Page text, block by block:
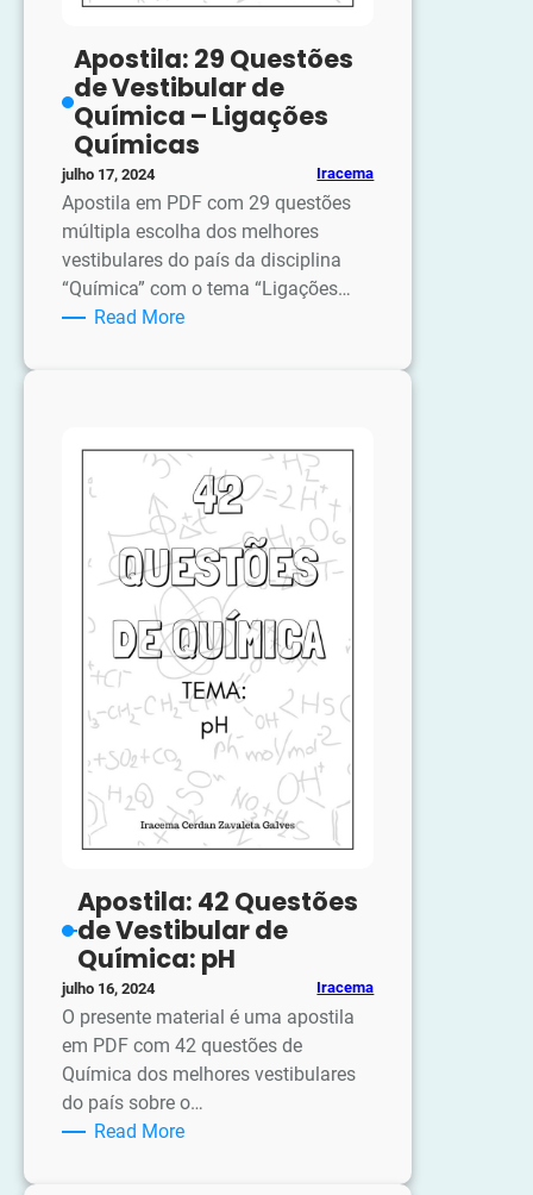
Apostila: 29 Questões
de Vestibular de
Química – Ligações
Químicas
julho 17, 2024 Iracema
Apostila em PDF com 29 questões
múltipla escolha dos melhores
vestibulares do país da disciplina
“Química” com o tema “Ligações…
Read More:
Vestibular
de
Química
–
Ligações
Químicas
Apostila: 42 Questões
de Vestibular de
Química: pH
julho 16, 2024 Iracema
O presente material é uma apostila
em PDF com 42 questões de
Química dos melhores vestibulares
do país sobre o…
Read More: